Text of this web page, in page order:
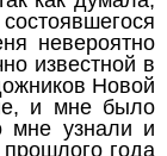
невероятно
известной в
Новой
и мне было
мне узнали и
года